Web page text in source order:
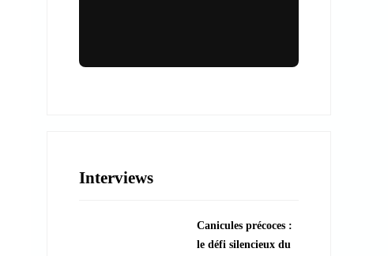
???? Explorer les animations
Interviews
Canicules précoces :
le défi silencieux du